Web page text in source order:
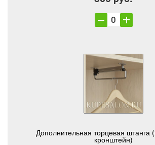
Дополнительная торцевая штанга
кронштейн)